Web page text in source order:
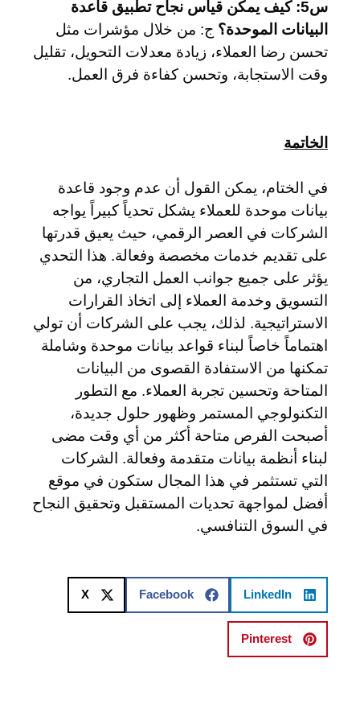
س5: كيف يمكن قياس نجاح تطبيق قاعدة
البيانات الموحدة؟ ج: من خلال مؤشرات مثل
تحسن رضا العملاء، زيادة معدلات التحويل، تقليل
وقت الاستجابة، وتحسن كفاءة فرق العمل.
الخاتمة
في الختام، يمكن القول أن عدم وجود قاعدة
بيانات موحدة للعملاء يشكل تحدياً كبيراً يواجه
الشركات في العصر الرقمي، حيث يعيق قدرتها
على تقديم خدمات مخصصة وفعالة. هذا التحدي
يؤثر على جميع جوانب العمل التجاري، من
التسويق وخدمة العملاء إلى اتخاذ القرارات
الاستراتيجية. لذلك، يجب على الشركات أن تولي
اهتماماً خاصاً لبناء قواعد بيانات موحدة وشاملة
تمكنها من الاستفادة القصوى من البيانات
المتاحة وتحسين تجربة العملاء. مع التطور
التكنولوجي المستمر وظهور حلول جديدة،
أصبحت الفرص متاحة أكثر من أي وقت مضى
لبناء أنظمة بيانات متقدمة وفعالة. الشركات
التي تستثمر في هذا المجال ستكون في موقع
أفضل لمواجهة تحديات المستقبل وتحقيق النجاح
في السوق التنافسي.
LinkedIn
Facebook
X
Pinterest